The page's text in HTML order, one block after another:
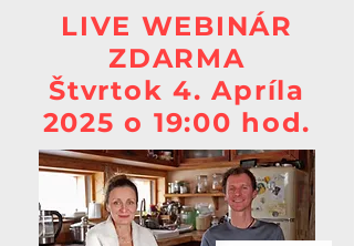
LIVE WEBINÁR
ZDARMA
Štvrtok 4. Apríla
2025 o 19:00 hod.